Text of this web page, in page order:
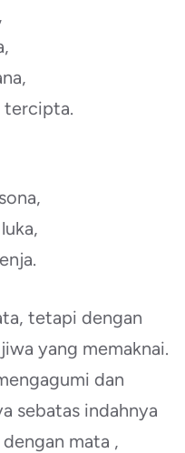
tercipta.
tetapi dengan
yang memaknai.
dan
sebatas indahnya
mata ,